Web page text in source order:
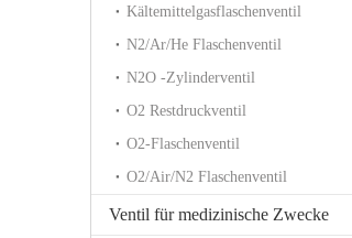
Kältemittelgasflaschenventil
N2/Ar/He Flaschenventil
N2O -Zylinderventil
O2 Restdruckventil
O2-Flaschenventil
O2/Air/N2 Flaschenventil
Ventil für medizinische Zwecke